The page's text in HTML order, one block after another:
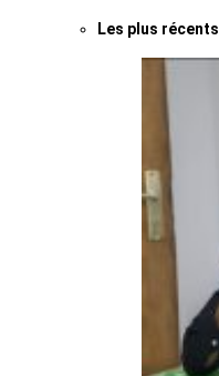
Les plus récents